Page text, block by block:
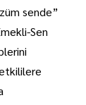
sende”
Sen